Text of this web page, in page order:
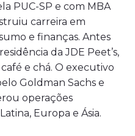
PUC-SP e com MBA
carreira em
e finanças. Antes
da JDE Peet’s,
e chá. O executivo
Goldman Sachs e
operações
Europa e Ásia.